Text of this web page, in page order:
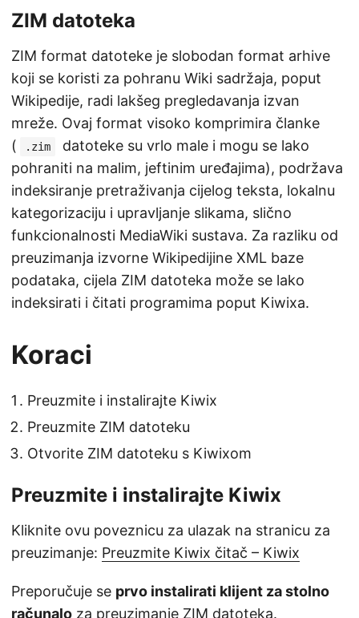
ZIM datoteka
ZIM format datoteke je slobodan format arhive
koji se koristi za pohranu Wiki sadržaja, poput
Wikipedije, radi lakšeg pregledavanja izvan
mreže. Ovaj format visoko komprimira članke
(
.zim
datoteke su vrlo male i mogu se lako
pohraniti na malim, jeftinim uređajima), podržava
indeksiranje pretraživanja cijelog teksta, lokalnu
kategorizaciju i upravljanje slikama, slično
funkcionalnosti MediaWiki sustava. Za razliku od
preuzimanja izvorne Wikipedijine XML baze
podataka, cijela ZIM datoteka može se lako
indeksirati i čitati programima poput Kiwixa.
Koraci
Preuzmite i instalirajte Kiwix
Preuzmite ZIM datoteku
Otvorite ZIM datoteku s Kiwixom
Preuzmite i instalirajte Kiwix
Kliknite ovu poveznicu za ulazak na stranicu za
preuzimanje: Preuzmite Kiwix čitač – Kiwix
Preporučuje se prvo instalirati klijent za stolno
računalo za preuzimanje ZIM datoteka.